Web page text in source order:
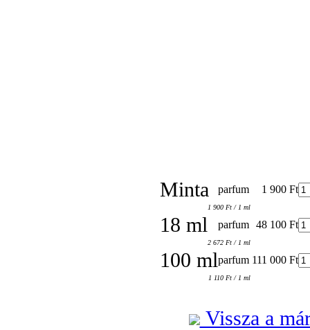
Minta parfum 1 900 Ft
1 900 Ft / 1 ml
18 ml parfum 48 100 Ft
2 672 Ft / 1 ml
100 mlparfum 111 000 Ft
1 110 Ft / 1 ml
Vissza a